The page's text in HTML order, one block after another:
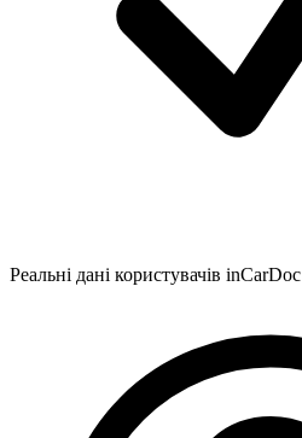
Реальні дані користувачів inCarDoc